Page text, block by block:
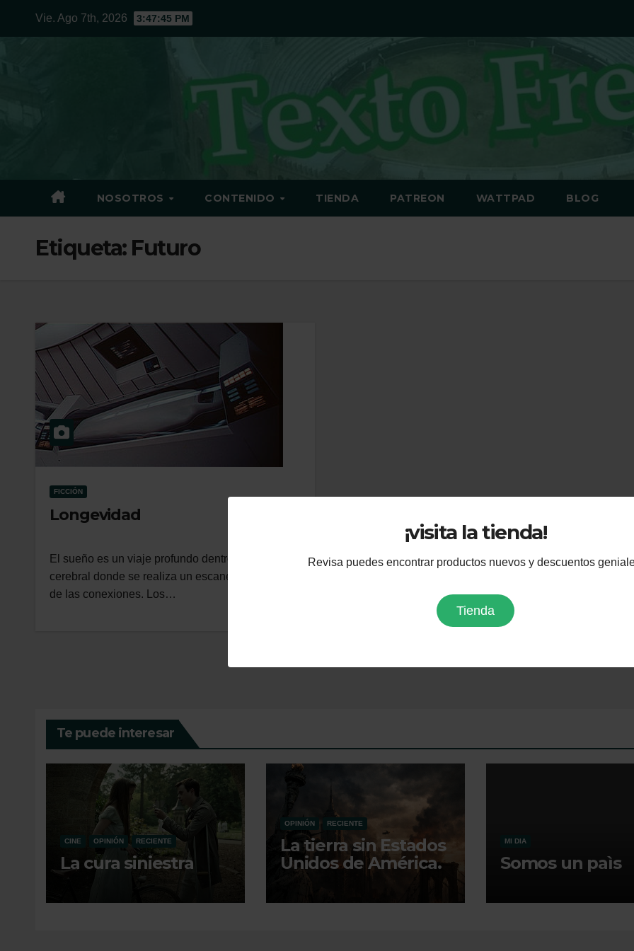
¡visita la tienda!
Revisa puedes encontrar productos nuevos y descuentos
Tienda
Vie. Ago 7th, 2026 3:47:45 PM
NOSOTROS CONTENIDO TIENDA PATREON WATTPAD BLOG
Etiqueta: Futuro
FICCIÓN
Longevidad
El sueño es un viaje profundo dentro del órgano
cerebral donde se realiza un escaneo minucioso
de las conexiones. Los…
Te puede interesar
CINE OPINIÓN RECIENTE
La cura siniestra
OPINIÓN RECIENTE
La tierra sin Estados
Unidos de América.
MI DIA
Somos un paìs